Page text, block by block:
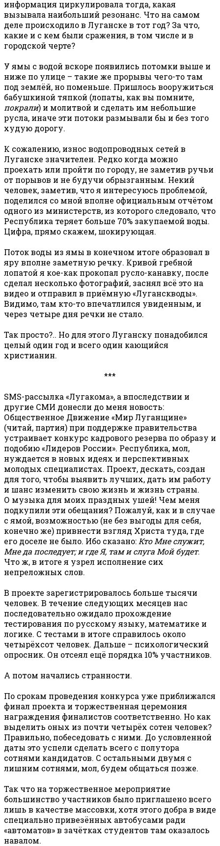
информация циркулировала тогда, какая
вызывала наибольший резонанс. Что на самом
деле происходило в Луганске в тот год? За что,
какие и с кем были сражения, в том числе и в
городской черте?
У ямы с водой вскоре появились потомки выше и
ниже по улице – такие же прорывы чего-то там
под землёй, но поменьше. Пришлось вооружиться
бабушкиной тяпкой (лопаты, как вы помните,
покрали) и молитвой и сделать им небольшие
русла, иначе эти потоки размывали бы и без того
худую дорогу.
К сожалению, износ водопроводных сетей в
Луганске значителен. Редко когда можно
проехать или пройти по городу, не заметив ручьи
от порывов и не будучи обрызганным. Некий
человек, заметив, что я интересуюсь проблемой,
поделился со мной вполне официальным отчётом
одного из министерств, из которого следовало, что
Республика теряет больше 70% закупаемой воды.
Цифра, прямо скажем, шокирующая.
Поток воды из ямы в конечном итоге образовал в
яру вполне заметную речку. Кривой гребной
лопатой я кое-как прокопал русло-канавку, после
сделал несколько фотографий, заснял всё это на
видео и отправил в приёмную «Луганскводы».
Видимо, там кто-то впечатлился увиденным, и
через четыре дня речки не стало.
Так просто?.. Но для этого Луганску понадобился
целый один год и всего один кающийся
христианин.
***
SMS-рассылка «Лугакома», а впоследствии и
другие СМИ донесли до меня новость:
Общественное Движение «Мир Луганщине»
(читай, партия) при поддержке правительства
устраивает конкурс кадрового резерва по образу и
подобию «Лидеров России». Республика, мол,
нуждается в новых идеях и перспективных
молодых специалистах. Проект, дескать, создан
для того, чтобы выявить лучших, дать им работу
и шанс изменить свою жизнь и жизнь страны.
О музыка для моих праздных ушей! Чем меня
подкупили эти обещания? Пожалуй, как и в случае
с ямой, возможностью (не без выгоды для себя,
конечно же) привнести взгляд Христа туда, где
его доселе не было. Ибо сказано: Кто Мне служит,
Мне да последует; и где Я, там и слуга Мой будет.
Что ж, в итоге я узрел исполнение сих
непреложных слов.
В проекте зарегистрировалось больше тысячи
человек. В течение следующих месяцев нас
последовательно ожидало прохождение
тестирования по русскому языку, математике и
логике. С тестами в итоге справилось около
четырёхсот человек. Дальше – психологический
опросник. Он отсеял ещё порядка 10% участников.
А потом начались странности.
По срокам проведения конкурса уже приближался
финал проекта и торжественная церемония
награждения финалистов соответственно. Но как
выделить оных из почти четырёх сотен человек?
Правильно, побеседовать с ними. До условленной
даты это успели сделать всего с полутора
сотнями кандидатов. С остальными двумя с
лишним сотнями, мол, будем общаться позже.
Так что на торжественное мероприятие
большинство участников было приглашено всего
лишь в качестве массовки, хотя этого добра в виде
специально привезённых автобусами ради
«автоматов» в зачётках студентов там оказалось
навалом.